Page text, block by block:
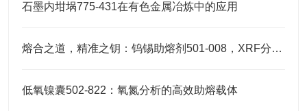
石墨内坩埚775-431在有色金属冶炼中的应用
熔合之道，精准之钥：钨锡助熔剂501-008，XRF分析的伴侣
低氧镍囊502-822：氧氮分析的高效助熔载体